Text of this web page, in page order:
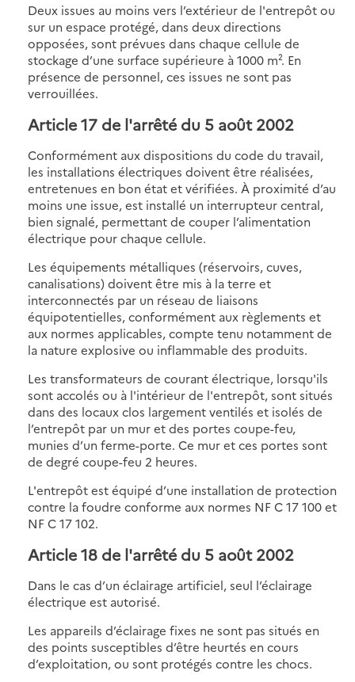
Deux issues au moins vers l’extérieur de l'entrepôt ou
sur un espace protégé, dans deux directions
opposées, sont prévues dans chaque cellule de
stockage d’une surface supérieure à 1000 m². En
présence de personnel, ces issues ne sont pas
verrouillées.
Article 17 de l'arrêté du 5 août 2002
Conformément aux dispositions du code du travail,
les installations électriques doivent être réalisées,
entretenues en bon état et vérifiées. À proximité d’au
moins une issue, est installé un interrupteur central,
bien signalé, permettant de couper l’alimentation
électrique pour chaque cellule.
Les équipements métalliques (réservoirs, cuves,
canalisations) doivent être mis à la terre et
interconnectés par un réseau de liaisons
équipotentielles, conformément aux règlements et
aux normes applicables, compte tenu notamment de
la nature explosive ou inflammable des produits.
Les transformateurs de courant électrique, lorsqu'ils
sont accolés ou à l'intérieur de l'entrepôt, sont situés
dans des locaux clos largement ventilés et isolés de
l’entrepôt par un mur et des portes coupe-feu,
munies d’un ferme-porte. Ce mur et ces portes sont
de degré coupe-feu 2 heures.
L'entrepôt est équipé d’une installation de protection
contre la foudre conforme aux normes NF C 17 100 et
NF C 17 102.
Article 18 de l'arrêté du 5 août 2002
Dans le cas d’un éclairage artificiel, seul l’éclairage
électrique est autorisé.
Les appareils d’éclairage fixes ne sont pas situés en
des points susceptibles d’être heurtés en cours
d’exploitation, ou sont protégés contre les chocs.